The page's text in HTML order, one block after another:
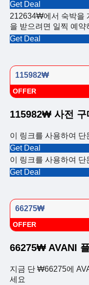
Get Deal
212634₩에서 숙박을
을 받으려면 일찍 예약
Get Deal
115982₩
OFFER
115982₩ 사전 구
이 링크를 사용하여
Get Deal
이 링크를 사용하여
Get Deal
66275₩
OFFER
66275₩ AVANI
지금 단 ₩66275에
세요